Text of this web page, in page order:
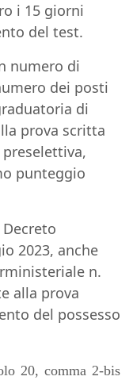
i 15 giorni
del test.
numero di
dei posti
di
prova scritta
punteggio
2023, anche
n.
alla prova
del possesso
20, comma 2-bis